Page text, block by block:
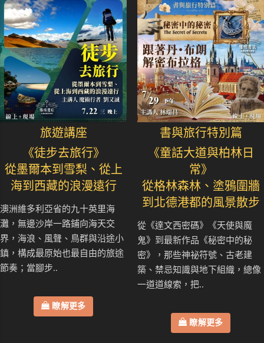
旅遊講座
《徒步去旅行》
從墨爾本到雪梨、從上
海到西藏的浪漫遠行
澳洲維多利亞省的九十英里海
灘，無邊沙岸一路鋪向海天交
界，海浪、風聲、鳥群與沿途小
鎮，構成最原始也最自由的旅途
節奏；當腳步..
瞭解更多
書與旅行特別篇
《童話大道與柏林日
常》
從格林森林、塗鴉圍牆
到北德港都的風景散步
從《達文西密碼》《天使與魔
鬼》到最新作品《秘密中的秘
密》，那些神祕符號、古老建
築、禁忌知識與地下組織，總像
一道道線索，把..
瞭解更多